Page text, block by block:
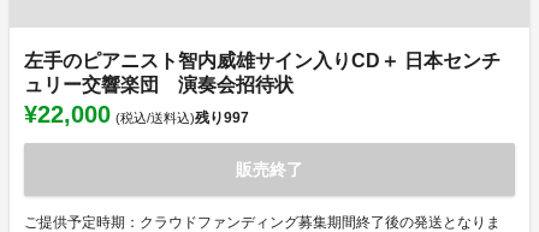
左手のピアニスト智内威雄サイン入りCD＋ 日本センチ
ュリー交響楽団 演奏会招待状
¥22,000 (税込/送料込)残り997
販売終了
ご提供予定時期：クラウドファンディング募集期間終了後の発送となりま